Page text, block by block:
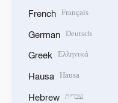
French Français
German Deutsch
Greek Ελληνικά
Hausa Hausa
Hebrew עברית